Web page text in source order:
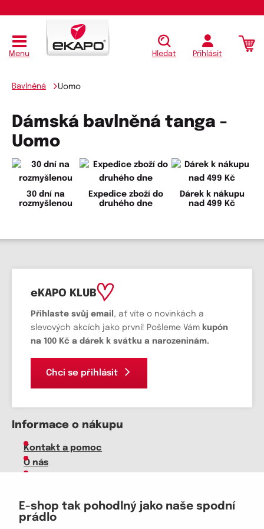
E-shop tak pohodlný jako naše spodní
prádlo
Menu Hledat Přihlásit
Bavlněná Uomo
Dámská bavlněná tanga -
Uomo
30 dní na
rozmyšlenou
Expedice zboží do
druhého dne
Dárek k nákupu
nad 499 Kč
eKAPO KLUB
Přihlaste svůj email , ať víte o novinkách a
slevových akcích jako první! Pošleme Vám kupón
na 100 Kč a dárek k svátku a narozeninám.
Chci se přihlásit
Informace o nákupu
Kontakt a pomoc
O nás
Velkoobchod
Vrácení zboží, reklamace